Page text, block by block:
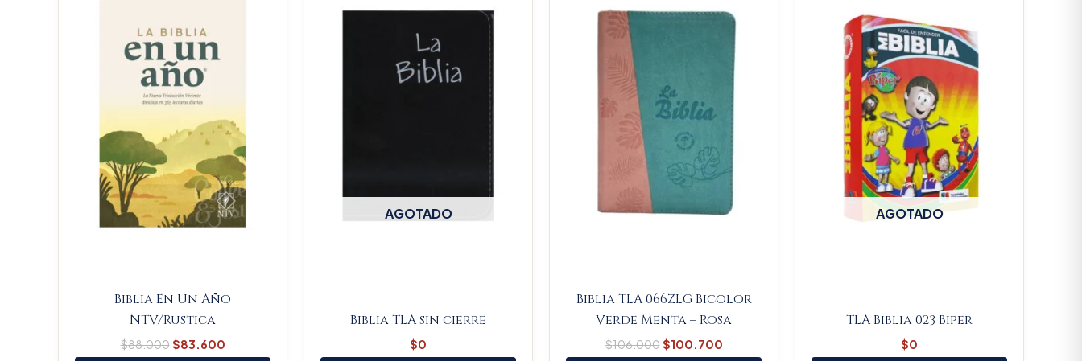
Biblia En Un Año
NTV/Rustica
$88.000$83.600
AGOTADO
Biblia TLA sin cierre
$0
Biblia TLA 066ZLG Bicolor
Verde Menta – Rosa
$106.000
$106.000.
$100.700
$100.700.
AGOTADO
TLA Biblia 023 Biper
$0